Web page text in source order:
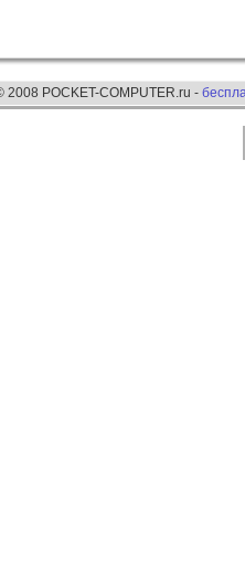
2008 POCKET-COMPUTER.ru -